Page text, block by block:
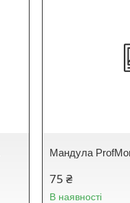
Мандула
75 ₴
В наявності